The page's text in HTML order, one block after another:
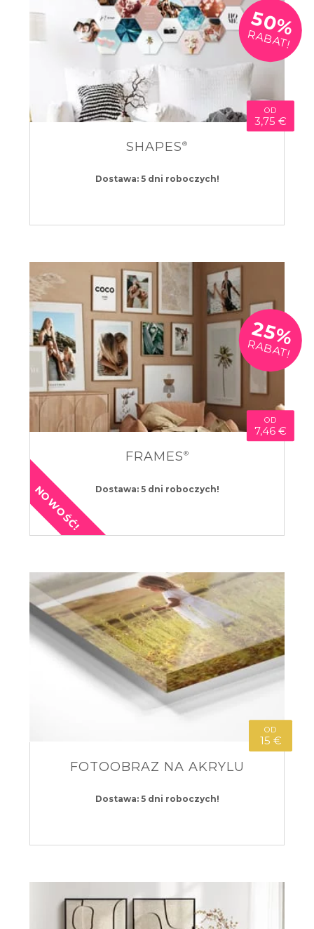
50%
RABAT!
OD
3,75 €
SHAPES®
Dostawa: 5 dni roboczych!
25%
RABAT!
OD
7,46 €
FRAMES®
Dostawa: 5 dni roboczych!
NOWOŚĆ!
OD
15 €
FOTOOBRAZ NA AKRYLU
Dostawa: 5 dni roboczych!